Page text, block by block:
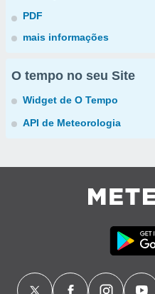
PDF
mais informações
O tempo no seu Site
Widget de O Tempo
API de Meteorologia